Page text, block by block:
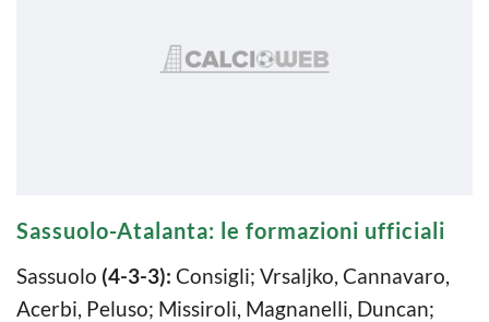
Sassuolo-Atalanta: le formazioni ufficiali
Sassuolo (4-3-3): Consigli; Vrsaljko, Cannavaro,
Acerbi, Peluso; Missiroli, Magnanelli, Duncan;